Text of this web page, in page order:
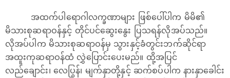
အထက်ပါရောဂါလက္ခဏာများ ဖြစ်ပေါ်ပါက မိမိ၏
မိသားစုဆရာဝန်နှင့် တိုင်ပင်ဆွေးနွေး ပြသရန်လိုအပ်သည်။
လိုအပ်ပါက မိသားစုဆရာဝန်မှ သွားနှင့်ခံတွင်းဘက်ဆိုင်ရာ
အထူးကုဆရာဝန်ထံ လွှဲပြောင်းပေးမည်။ ထို့အပြင်
လည်ချောင်း၊ လေပြွန်၊ မျက်နှာတို့နှင့် ဆက်စပ်ပါက နားနှာခေါင်း